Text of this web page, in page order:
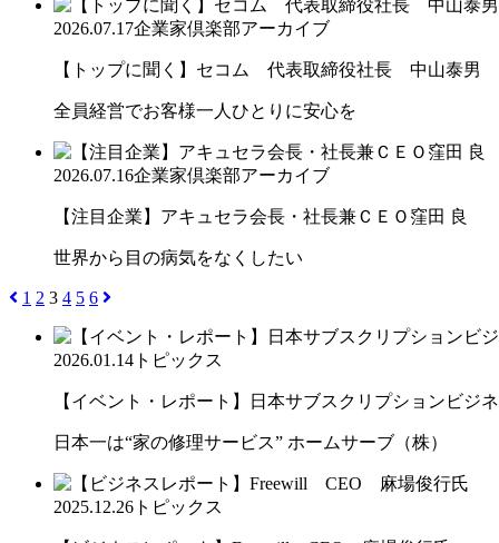
2026.07.17企業家倶楽部アーカイブ
【トップに聞く】セコム 代表取締役社長 中山泰男
全員経営でお客様一人ひとりに安心を
2026.07.16企業家倶楽部アーカイブ
【注目企業】アキュセラ会長・社長兼ＣＥＯ窪田 良
世界から目の病気をなくしたい
1 2 3 4 5 6
2026.01.14 トピックス
【イベント・レポート】日本サブスクリプションビジ
日本一は“家の修理サービス” ホームサーブ（株）
2025.12.26 トピックス